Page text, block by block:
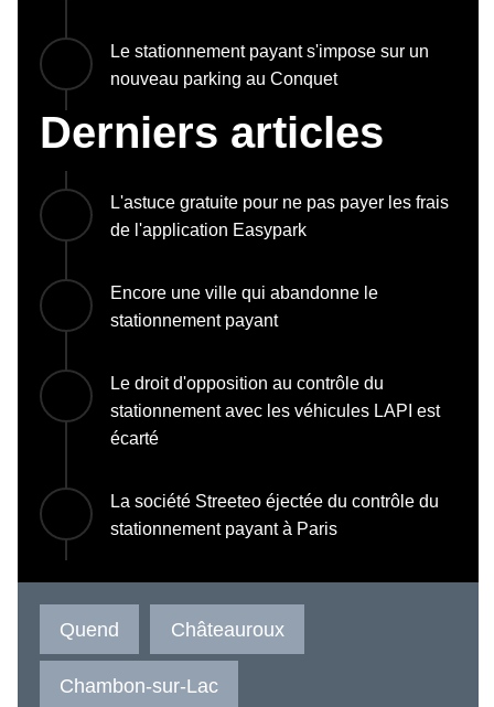
Le stationnement payant s'impose sur un
nouveau parking au Conquet
Derniers articles
L'astuce gratuite pour ne pas payer les frais
de l'application Easypark
Encore une ville qui abandonne le
stationnement payant
Le droit d'opposition au contrôle du
stationnement avec les véhicules LAPI est
écarté
La société Streeteo éjectée du contrôle du
stationnement payant à Paris
Quend Châteauroux
Chambon-sur-Lac